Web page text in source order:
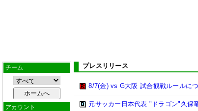
チーム
アカウント
プレスリリース
8/7(金) vs G大阪 試合観戦ルールに
元サッカー日本代表 "ドラゴン"久保